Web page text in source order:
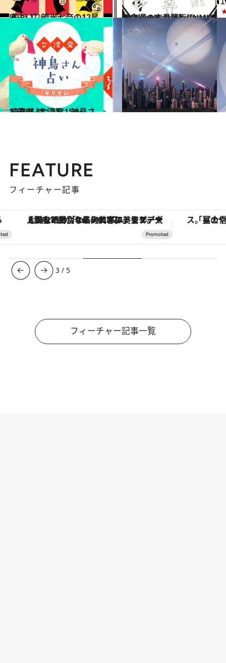
2026.7.29
【占い】流光七奈の12星座占い
占い 2024.6.15
【今週の恋愛運】JINMUのアムール占星術♡
占い
2026.1.18
【干支占い 11/15～12/14】台湾発 神鳥さん占い
占い 2020.11.14
2020年末「水瓶座の時代」への準備③ 12月22日までの“更新期”にやること
ライフスタイル
FEATURE
フィーチャー記事
【銀座で出合う最旬美容】美髪ケアや上質な眠り…セルフケアのアップデートから、特別な名入れギフトまで。大人のための「ReFa GINZA」クルーズ
3 / 5
フィーチャー記事一覧